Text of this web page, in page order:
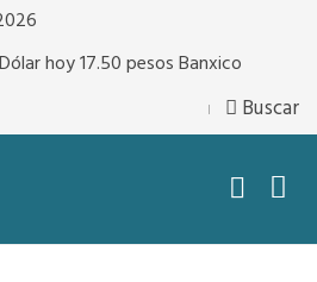
hoy 17.50 pesos Banxico
Buscar